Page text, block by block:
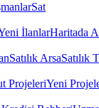
Sat
İlanlarHaritada
Satılık ArsaSatılık
ProjeleriYeni